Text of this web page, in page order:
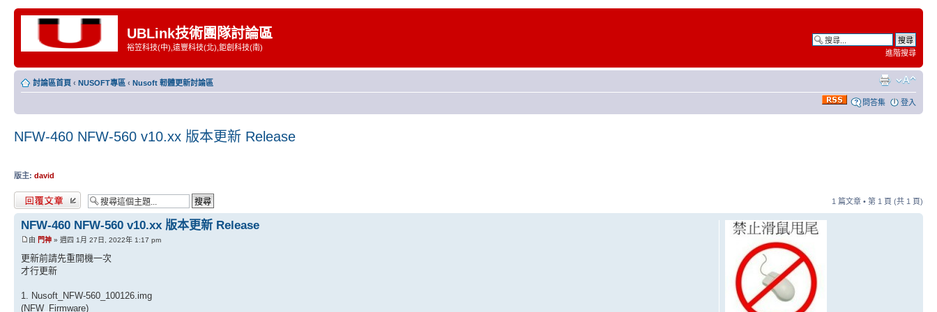
UBLink技術團隊討論區
裕笠科技(中),遠豐科技(北),鉅創科技(南)
進階搜尋
討論區首頁 ‹ NUSOFT專區 ‹ Nusoft 軔體更新討論區
問答集 登入
NFW-460 NFW-560 v10.xx 版本更新 Release
版主: david
發表回覆 1 篇文章 • 第 1 頁 (共 1 頁)
NFW-460 NFW-560 v10.xx 版本更新 Release
由 門神 » 週四 1月 27日, 2022年 1:17 pm
更新前請先重開機一次
才行更新
1. Nusoft_NFW-560_100126.img
(NFW_Firmware)